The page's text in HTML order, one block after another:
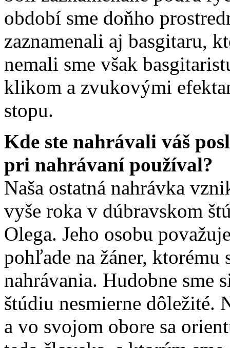
období sme doňho
zaznamenali aj basgitaru,
nemali sme však
klikom a zvukovými
stopu.
Kde ste nahrávali váš
pri nahrávaní používal?
Naša ostatná nahrávka
vyše roka v dúbravskom
Olega. Jeho osobu
pohľade na žáner, ktorému
nahrávania. Hudobne
štúdiu nesmierne dôležité.
a vo svojom obore sa